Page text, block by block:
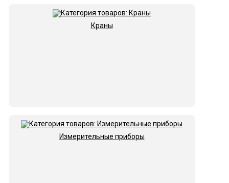
Краны
Измерительные приборы